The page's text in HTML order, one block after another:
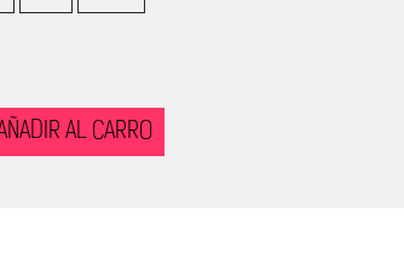
AL CARRO